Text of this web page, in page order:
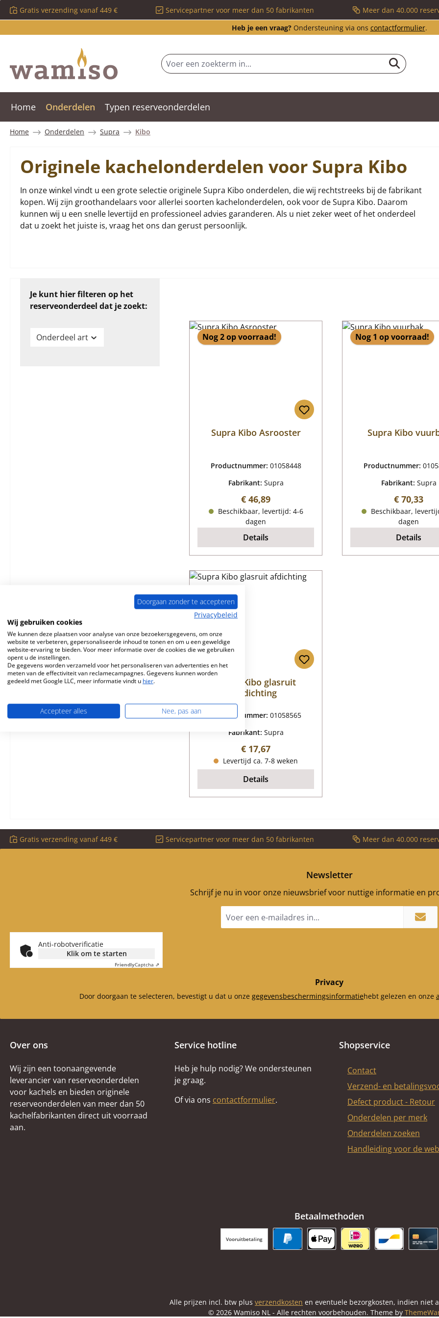
naar de hoofdinhoud
Ga naar de zoekopdracht
Ga naar de hoofdnavigatie
Gratis verzending vanaf 449 € Servicepartner voor meer dan 50 fabrikanten Meer dan 40.000
Heb je een vraag?Ondersteuning via ons contactformulier.
Home Onderdelen Typen reserveonderdelen
Home Onderdelen Supra Kibo
Originele kachelonderdelen voor Supra Kibo
In onze winkel vindt u een grote selectie originele Supra Kibo onderdelen, die wij rechtstreeks bij de fabrikant
kopen. Wij zijn groothandelaars voor allerlei soorten kachelonderdelen, ook voor de Supra Kibo. Daarom
kunnen wij u een snelle levertijd en professioneel advies garanderen. Als u niet zeker weet of het onderdeel
dat u zoekt het juiste is, vraag het ons dan gerust persoonlijk.
Je kunt hier filteren op het
reserveonderdeel dat je zoekt:
Onderdeel art Nog 2 op voorraad!
Supra Kibo Asrooster
Productnummer: 01058448
Fabrikant: Supra
Normale prijs:
€ 46,89
Beschikbaar, levertijd: 4-6
dagen
Details
Nog 1 op voorraad!
Supra Kibo
Productnummer:
Fabrikant: Supra
Normale
€ 70,33
Beschikbaar,
dagen
Details
Supra Kibo glasruit
afdichting
Productnummer: 01058565
Fabrikant: Supra
Normale prijs:
€ 17,67
Levertijd ca. 7-8 weken
Details
Gratis verzending vanaf 449 € Servicepartner voor meer dan 50 fabrikanten Meer dan 40.000
Newsletter
Schrijf je nu in voor onze nieuwsbrief voor nuttige informatie en
mailadres
Anti-robotverificatie
Klik om te starten
FriendlyCaptcha ⇗
Privacy
Door doorgaan te selecteren, bevestigt u dat u onze gegevensbeschermingsinformatiehebt gelezen en onze
Over ons
Wij zijn een toonaangevende
leverancier van reserveonderdelen
voor kachels en bieden originele
reserveonderdelen van meer dan 50
kachelfabrikanten direct uit voorraad
aan.
Service hotline
Heb je hulp nodig? We ondersteunen
je graag.
Of via ons contactformulier.
Shopservice
Contact
Verzend- en
Defect product - Retour
Onderdelen per merk
Onderdelen zoeken
Handleiding voor de
Betaalmethoden
Vooruitbetaling
Alle prijzen incl. btw plus verzendkosten en eventuele bezorgkosten, indien niet
© 2026 Wamiso NL - Alle rechten voorbehouden. Theme by
Doorgaan zonder te accepteren
Privacybeleid
Wij gebruiken cookies
We kunnen deze plaatsen voor analyse van onze bezoekersgegevens, om onze
website te verbeteren, gepersonaliseerde inhoud te tonen en om u een geweldige
website-ervaring te bieden. Voor meer informatie over de cookies die we gebruiken
opent u de instellingen.
De gegevens worden verzameld voor het personaliseren van advertenties en het
meten van de effectiviteit van reclamecampagnes. Gegevens kunnen worden
gedeeld met Google LLC, meer informatie vindt u hier.
Accepteer alles Nee, pas aan